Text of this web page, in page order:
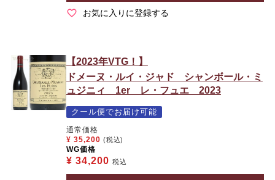
お気に入りに登録する
【2023年VTG！】
ドメーヌ・ルイ・ジャド シャンボール・ミ
ュジニィ 1er レ・フュエ 2023
クール便でお届け可能
通常価格
¥ 35,200 (税込)
WG価格
¥ 34,200 税込